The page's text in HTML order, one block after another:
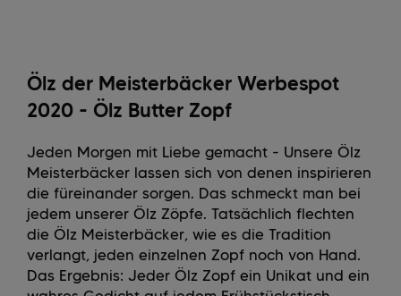
Ölz der Meisterbäcker Werbespot
2020 - Ölz Butter Zopf
Jeden Morgen mit Liebe gemacht - Unsere Ölz
Meisterbäcker lassen sich von denen inspirieren
die füreinander sorgen. Das schmeckt man bei
jedem unserer Ölz Zöpfe. Tatsächlich flechten
die Ölz Meisterbäcker, wie es die Tradition
verlangt, jeden einzelnen Zopf noch von Hand.
Das Ergebnis: Jeder Ölz Zopf ein Unikat und ein